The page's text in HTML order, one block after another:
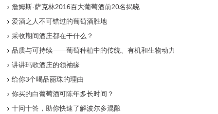
詹姆斯·萨克林2016百大葡萄酒前20名揭晓
爱酒之人不可错过的葡萄酒胜地
采收期间酒庄都在干什么？
品质与可持续——葡萄种植中的传统、有机和生物动力
讲讲玛歌酒庄的领袖缘
给你3个喝品丽珠的理由
你买的白葡萄酒可陈年多长时间？
十问十答，助你快速了解波尔多混酿